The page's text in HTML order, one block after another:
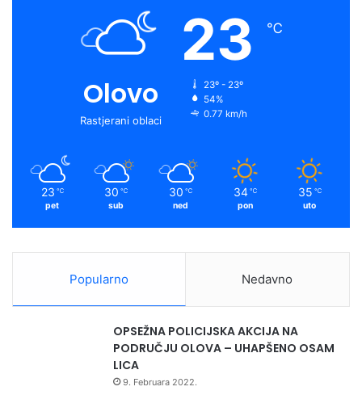
Olovo
Rastjerani oblaci
23 ℃
23º - 23º
54%
0.77 km/h
23 ℃
pet
30 ℃
sub
30 ℃
ned
34 ℃
pon
35 ℃
uto
Popularno Nedavno
OPSEŽNA POLICIJSKA AKCIJA NA
PODRUČJU OLOVA – UHAPŠENO OSAM
LICA
9. Februara 2022.